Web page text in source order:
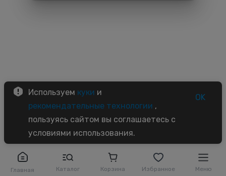
Главная Каталог Корзина Избранное Меню
Используем куки и
рекомендательные технологии ,
пользуясь сайтом вы соглашаетесь с
условиями использования.
OK